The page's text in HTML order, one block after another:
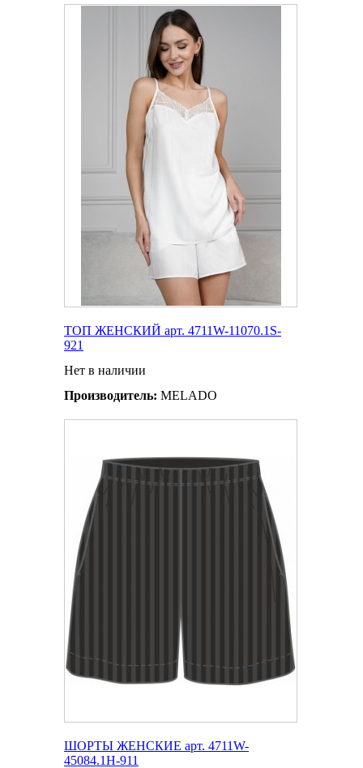
ТОП ЖЕНСКИЙ арт. 4711W-11070.1S-
921
Нет в наличии
Производитель: MELADO
ШОРТЫ ЖЕНСКИЕ арт. 4711W-
45084.1H-911